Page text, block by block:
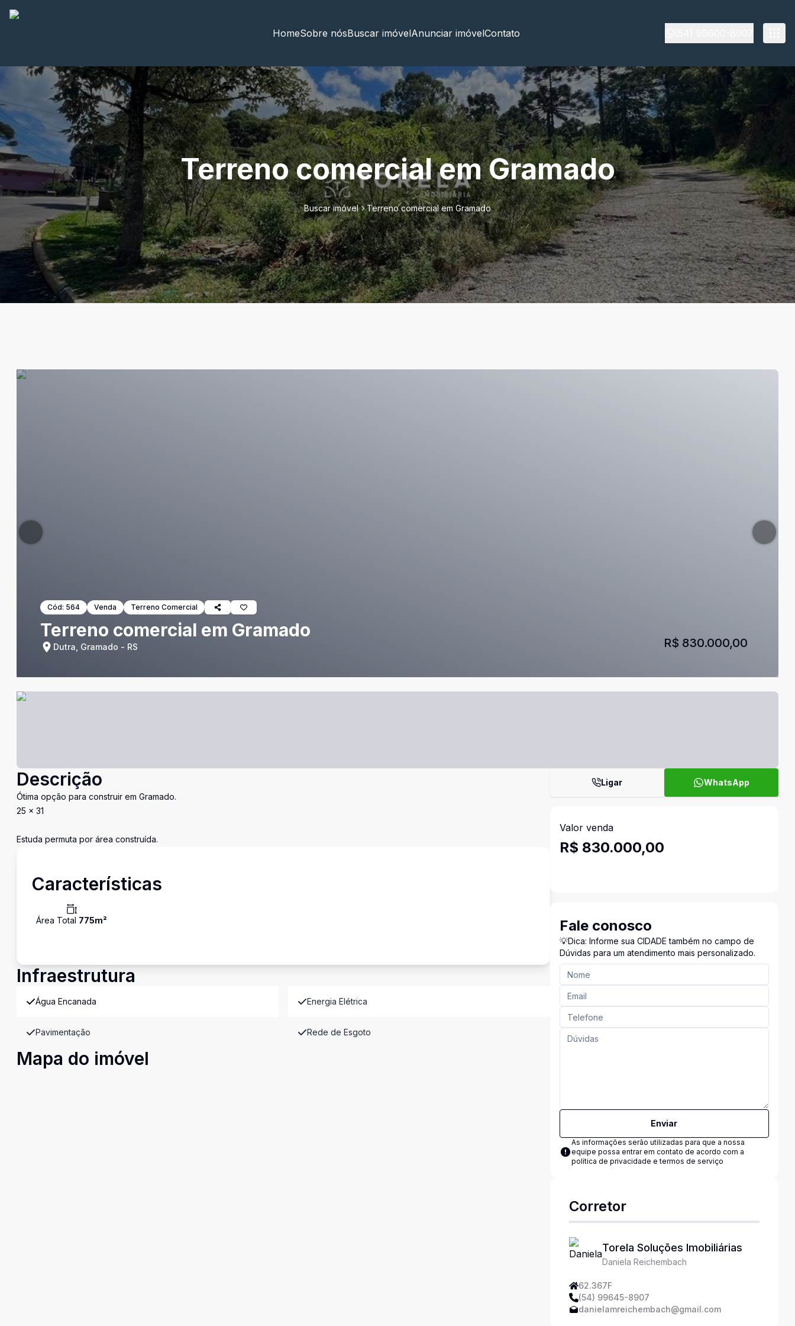
HomeSobre nósBuscar imóvelAnunciar imóvelContato
Terreno comercial em Gramado
Buscar imóvel Terreno comercial em Gramado
Cód: 564 Venda Terreno Comercial
Terreno comercial em Gramado
Dutra, Gramado - RS R$ 830.000,00
Descrição
Ótima opção para construir em Gramado.
25 x 31
Estuda permuta por área construída.
Características
Área Total 775m²
Infraestrutura
Água Encanada Energia Elétrica
Pavimentação Rede de Esgoto
Mapa do imóvel
Ligar WhatsApp
Valor venda
R$ 830.000,00
Fale conosco
💡Dica: Informe sua CIDADE também no campo de
Dúvidas para um atendimento mais personalizado.
Enviar
As informações serão utilizadas para que a nossa
equipe possa entrar em contato de acordo com a
política de privacidade e termos de serviço
Corretor
Torela Soluções Imobiliárias
Daniela Reichembach
62.367F
(54) 99645-8907
danielamreichembach@gmail.com